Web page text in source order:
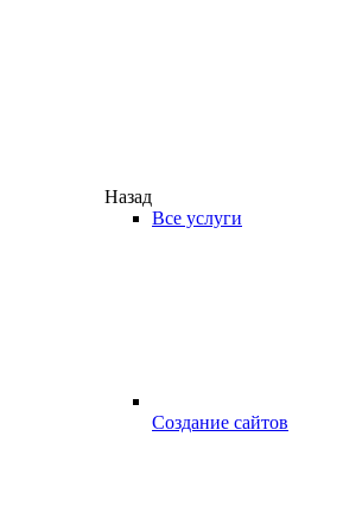
Назад
Все услуги
Создание сайтов